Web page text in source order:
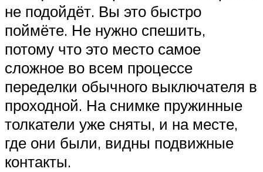
не подойдёт. Вы это быстро
поймёте. Не нужно спешить,
потому что это место самое
сложное во всем процессе
переделки обычного выключателя в
проходной. На снимке пружинные
толкатели уже сняты, и на месте,
где они были, видны подвижные
контакты.